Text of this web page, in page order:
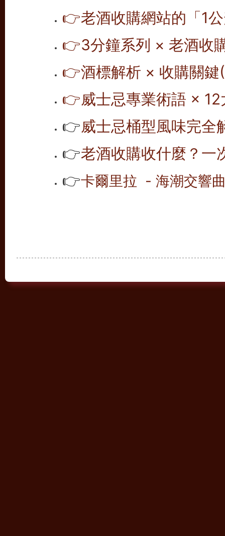
👉老酒收購網站的「1
👉3分鐘系列 × 老酒收
👉酒標解析 × 收購關鍵
👉威士忌專業術語 ×
👉威士忌桶型風味完全
👉老酒收購收什麼？一
👉卡爾里拉 - 海潮交響